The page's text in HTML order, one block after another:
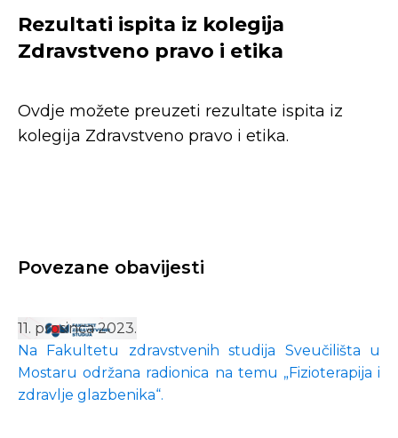
Rezultati ispita iz kolegija
Zdravstveno pravo i etika
Ovdje možete preuzeti rezultate ispita iz
kolegija Zdravstveno pravo i etika.
Povezane obavijesti
11. prosinca 2023.
Na Fakultetu zdravstvenih studija Sveučilišta u
Mostaru održana radionica na temu „Fizioterapija i
zdravlje glazbenika“.